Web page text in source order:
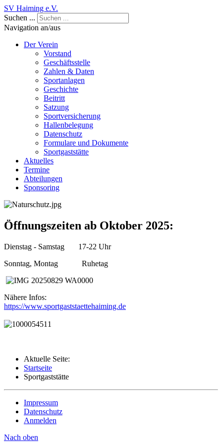
SV Haiming e.V.
Suchen ...
Navigation an/aus
Der Verein
Vorstand
Geschäftsstelle
Zahlen & Daten
Sportanlagen
Geschichte
Beitritt
Satzung
Sportversicherung
Hallenbelegung
Datenschutz
Formulare und Dokumente
Sportgaststätte
Aktuelles
Termine
Abteilungen
Sponsoring
Öffnungszeiten ab Oktober 2025:
Dienstag - Samstag 17-22 Uhr
Sonntag, Montag Ruhetag
Nähere Infos:
https://www.sportgaststaettehaiming.de
Aktuelle Seite:
Startseite
Sportgaststätte
Impressum
Datenschutz
Anmelden
Nach oben